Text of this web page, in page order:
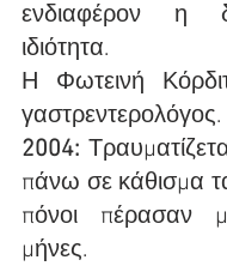
ενδιαφέρον η
ιδιότητα.
Η Φωτεινή
γαστρεντερολόγος.
2004:
πάνω σε κάθισμα
πόνοι πέρασαν
μήνες.